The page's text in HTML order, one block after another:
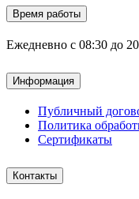
Время работы
Ежедневно с 08:30 до
Информация
Публичный
Политика
Сертификаты
Контакты